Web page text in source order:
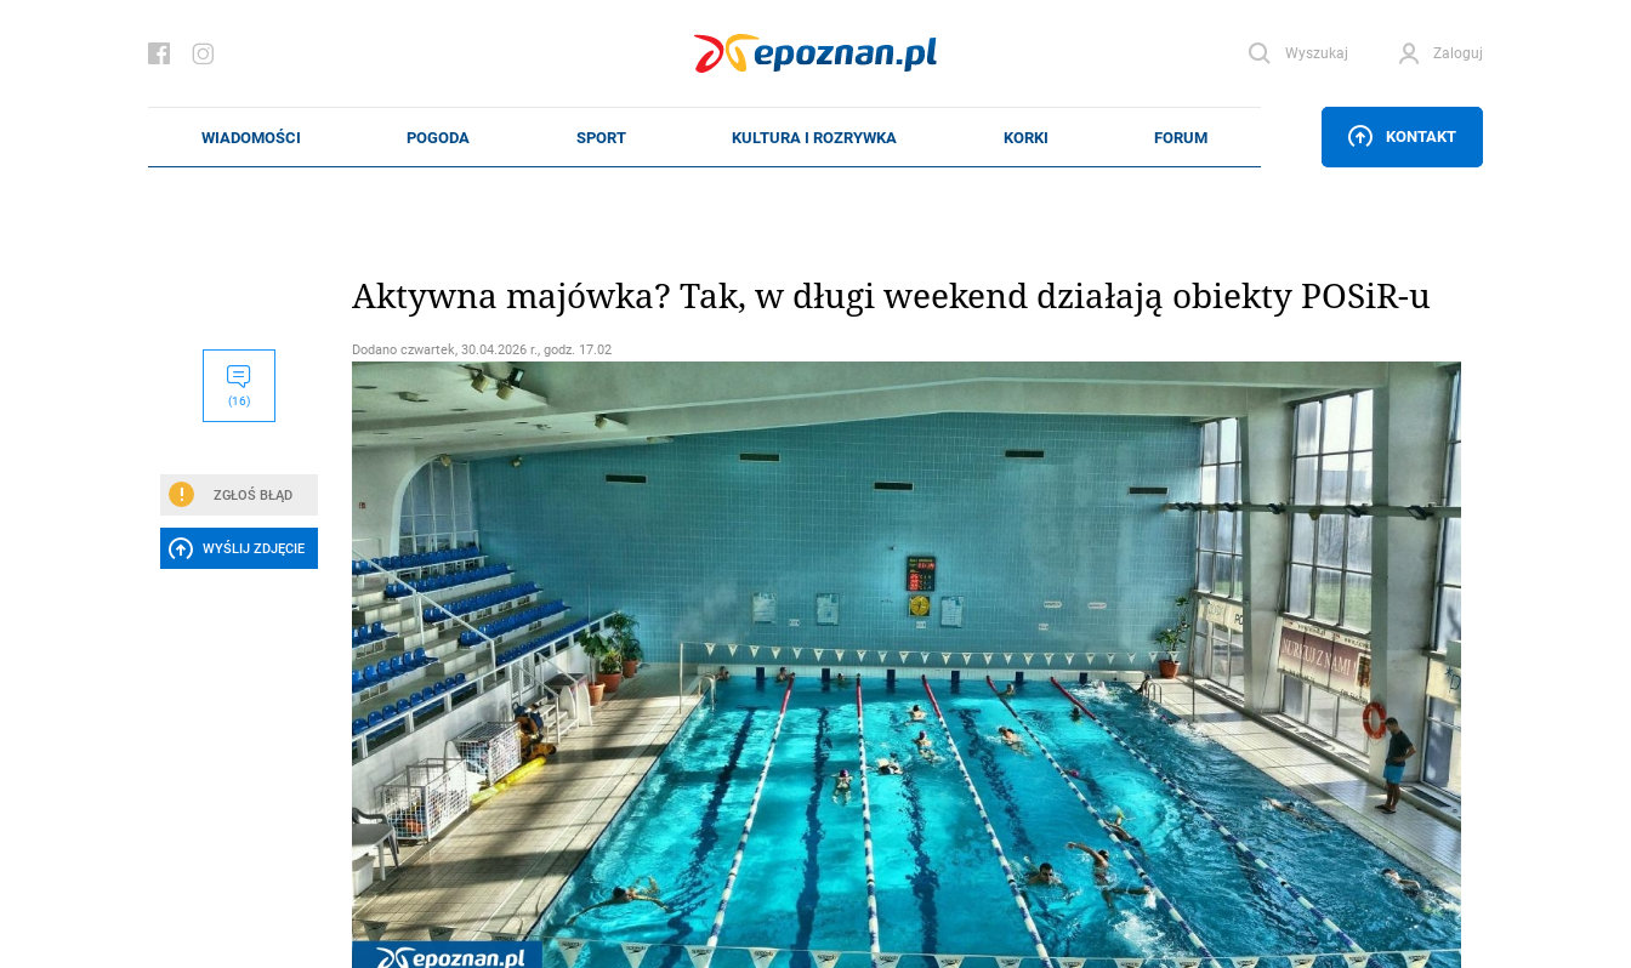
Wyszukaj Zaloguj
KONTAKT
(16)
ZGŁOŚ BŁĄD
WYŚLIJ ZDJĘCIE
Aktywna majówka? Tak, w długi weekend działają obiekty POSiR-u
Dodano czwartek, 30.04.2026 r., godz. 17.02